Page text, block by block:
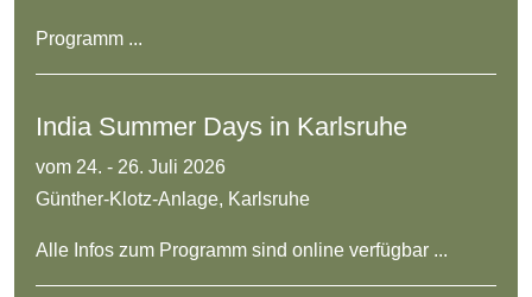
Programm ...
India Summer Days in Karlsruhe
vom 24. - 26. Juli 2026
Günther-Klotz-Anlage, Karlsruhe
Alle Infos zum Programm sind online verfügbar ...